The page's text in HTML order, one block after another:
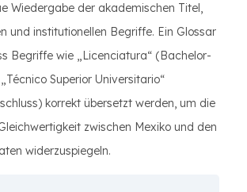
Wiedergabe der akademischen Titel,
und institutionellen Begriffe. Ein Glossar
Begriffe wie „Licenciatura“ (Bachelor-
Superior Universitario“
korrekt übersetzt werden, um die
zwischen Mexiko und den
widerzuspiegeln.